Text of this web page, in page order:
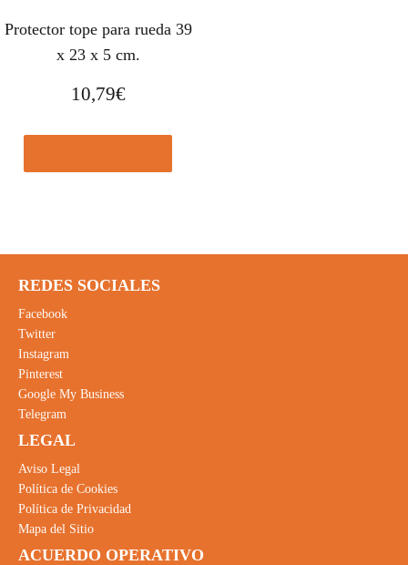
Protector tope para rueda 39
x 23 x 5 cm.
10,79€
REDES SOCIALES
Facebook
Twitter
Instagram
Pinterest
Google My Business
Telegram
LEGAL
Aviso Legal
Política de Cookies
Política de Privacidad
Mapa del Sitio
ACUERDO OPERATIVO